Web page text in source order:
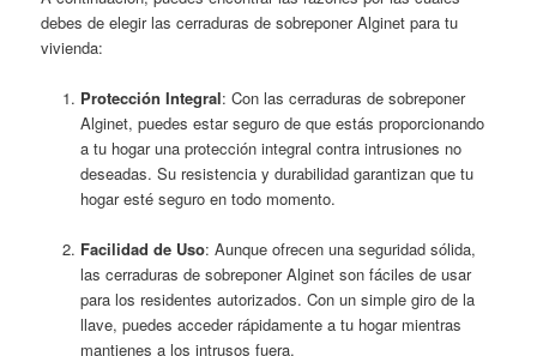
debes de elegir las cerraduras de sobreponer Alginet para tu
vivienda:
Protección Integral: Con las cerraduras de sobreponer
Alginet, puedes estar seguro de que estás proporcionando
a tu hogar una protección integral contra intrusiones no
deseadas. Su resistencia y durabilidad garantizan que tu
hogar esté seguro en todo momento.
Facilidad de Uso: Aunque ofrecen una seguridad sólida,
las cerraduras de sobreponer Alginet son fáciles de usar
para los residentes autorizados. Con un simple giro de la
llave, puedes acceder rápidamente a tu hogar mientras
mantienes a los intrusos fuera.